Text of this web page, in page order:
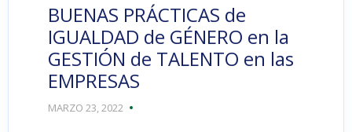
BUENAS PRÁCTICAS de
IGUALDAD de GÉNERO en la
GESTIÓN de TALENTO en las
EMPRESAS
MARZO 23, 2022